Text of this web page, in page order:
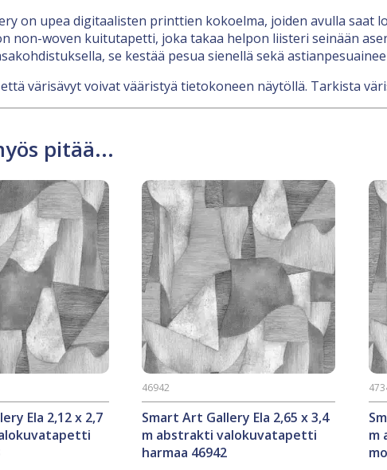
on upea digitaalisten printtien kokoelma, joiden avulla saat
non-woven kuitutapetti, joka takaa helpon liisteri seinään
se kestää pesua sienellä sekä
värisävyt voivat vääristyä tietokoneen näytöllä. Tarkista
pitää...
Ela 2,12 x 2,7
Smart Art Gallery Ela 2,65 x 3,4
m abstrakti valokuvatapetti
harmaa 46942
46942
m